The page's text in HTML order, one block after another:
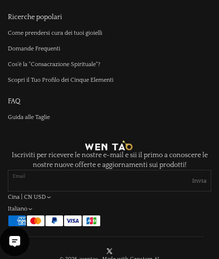
Ricerche popolari
Come prendersi cura dei tuoi gioielli
Domande Frequenti
Cos'è la "Consacrazione Spirituale"?
Scopri il Tuo Profilo dei Cinque Elementi
FAQ
Guida alle Taglie
Iscriviti per ricevere le nostre e-mail e sii il primo a conoscere le
nostre nuove offerte e aggiornamenti sui prodotti!
Email
Invia
Cina | CN USD
Italiano
X